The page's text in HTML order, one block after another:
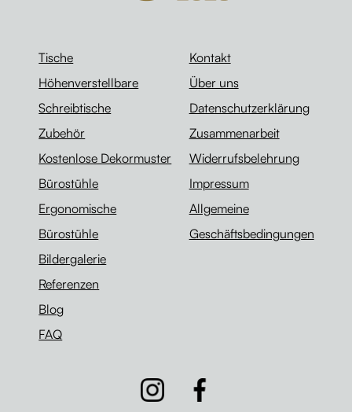
Tische
Höhenverstellbare
Schreibtische
Zubehör
Kostenlose Dekormuster
Bürostühle
Ergonomische
Bürostühle
Bildergalerie
Referenzen
Blog
FAQ
Kontakt
Über uns
Datenschutzerklärung
Zusammenarbeit
Widerrufsbelehrung
Impressum
Allgemeine
Geschäftsbedingungen